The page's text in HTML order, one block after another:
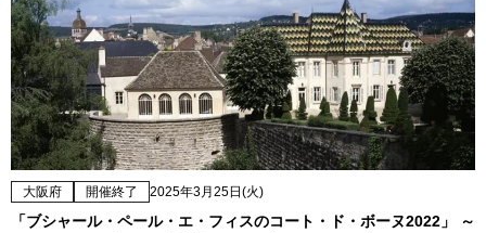
大阪府 開催終了 2025年3月25日(火)
「ブシャール・ペール・エ・フィスのコート・ド・ボーヌ2022」 ～